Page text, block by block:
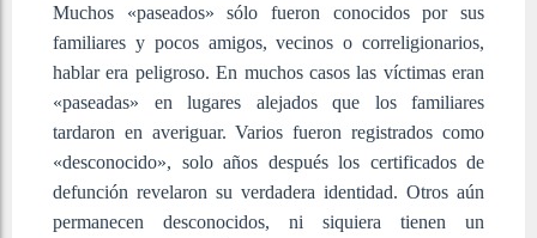
Muchos «paseados» sólo fueron conocidos por sus
familiares y pocos amigos, vecinos o correligionarios,
hablar era peligroso. En muchos casos las víctimas eran
«paseadas» en lugares alejados que los familiares
tardaron en averiguar. Varios fueron registrados como
«desconocido», solo años después los certificados de
defunción revelaron su verdadera identidad. Otros aún
permanecen desconocidos, ni siquiera tienen un